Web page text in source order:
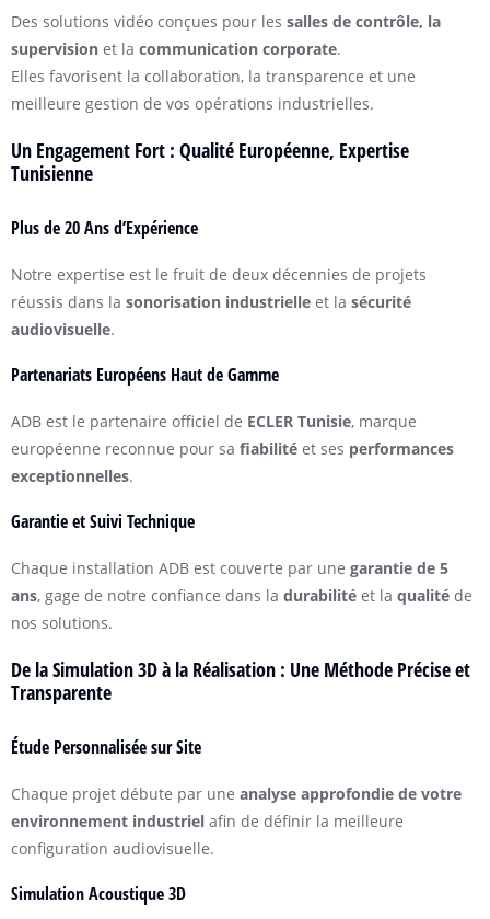
Des solutions vidéo conçues pour les salles de contrôle, la
supervision et la communication corporate.
Elles favorisent la collaboration, la transparence et une
meilleure gestion de vos opérations industrielles.
Un Engagement Fort : Qualité Européenne, Expertise
Tunisienne
Plus de 20 Ans d’Expérience
Notre expertise est le fruit de deux décennies de projets
réussis dans la sonorisation industrielle et la sécurité
audiovisuelle.
Partenariats Européens Haut de Gamme
ADB est le partenaire officiel de ECLER Tunisie, marque
européenne reconnue pour sa fiabilité et ses performances
exceptionnelles.
Garantie et Suivi Technique
Chaque installation ADB est couverte par une garantie de 5
ans, gage de notre confiance dans la durabilité et la qualité de
nos solutions.
De la Simulation 3D à la Réalisation : Une Méthode Précise et
Transparente
Étude Personnalisée sur Site
Chaque projet débute par une analyse approfondie de votre
environnement industriel afin de définir la meilleure
configuration audiovisuelle.
Simulation Acoustique 3D